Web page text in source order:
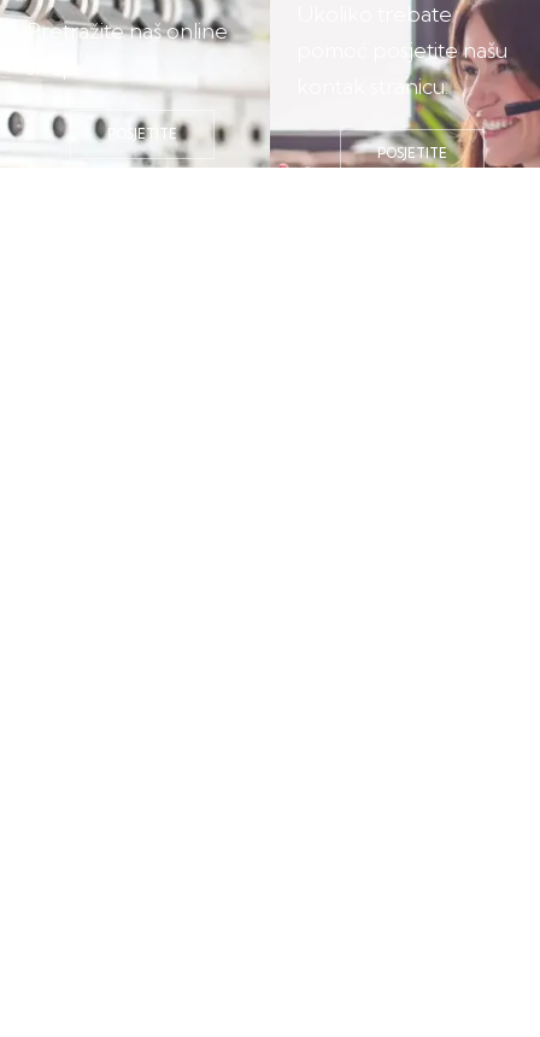
Pretražite naš online
POSJETITE
Ukoliko trebate
pomoć posjetite našu
kontak stranicu.
POSJETITE